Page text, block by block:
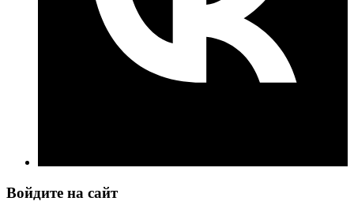
Войдите на сайт